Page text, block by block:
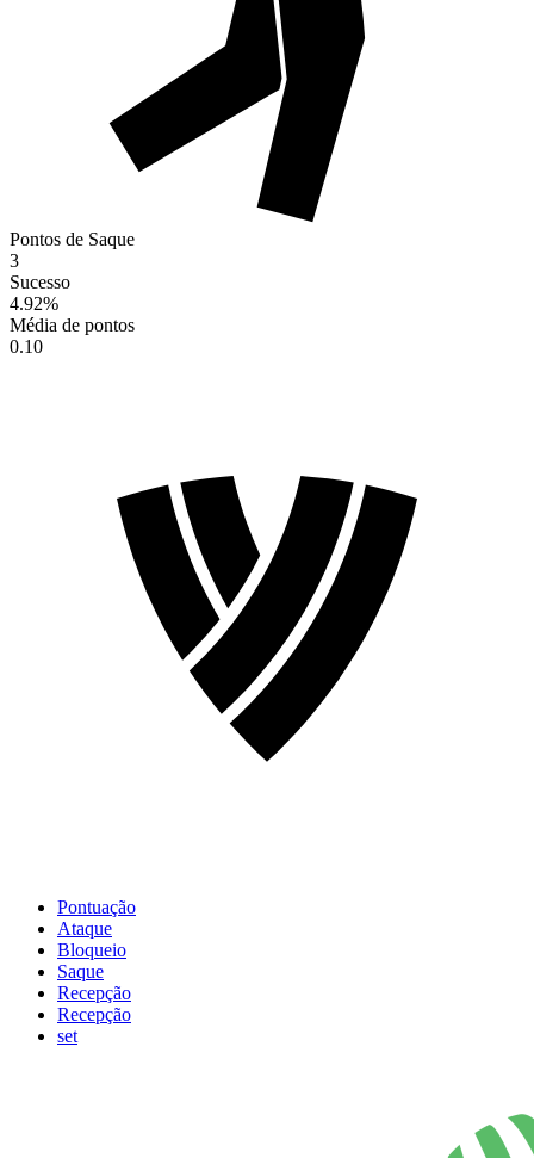
Pontos de Saque
3
Sucesso
4.92%
Média de pontos
0.10
Pontuação
Ataque
Bloqueio
Saque
Recepção
Recepção
set